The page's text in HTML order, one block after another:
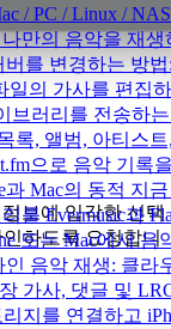
/ PC / Linux /
나만의 음악을 재
를 변경하는 방
일의 가사를 편집
브러리를 전송하
록, 앨범, 아티스
으로 음악 기록
과 Mac의 동적 지
를 Evermusic과
또는 Mac에서 음
인 음악 재생: 클
가사, 댓글 및
지를 연결하고
보에 입각한 선택
하도록 요청합니